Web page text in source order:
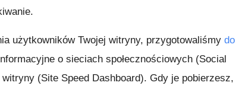
użytkowników Twojej witryny, przygotowaliśmy do
o sieciach społecznościowych (Social
(Site Speed Dashboard). Gdy je pobierzesz,